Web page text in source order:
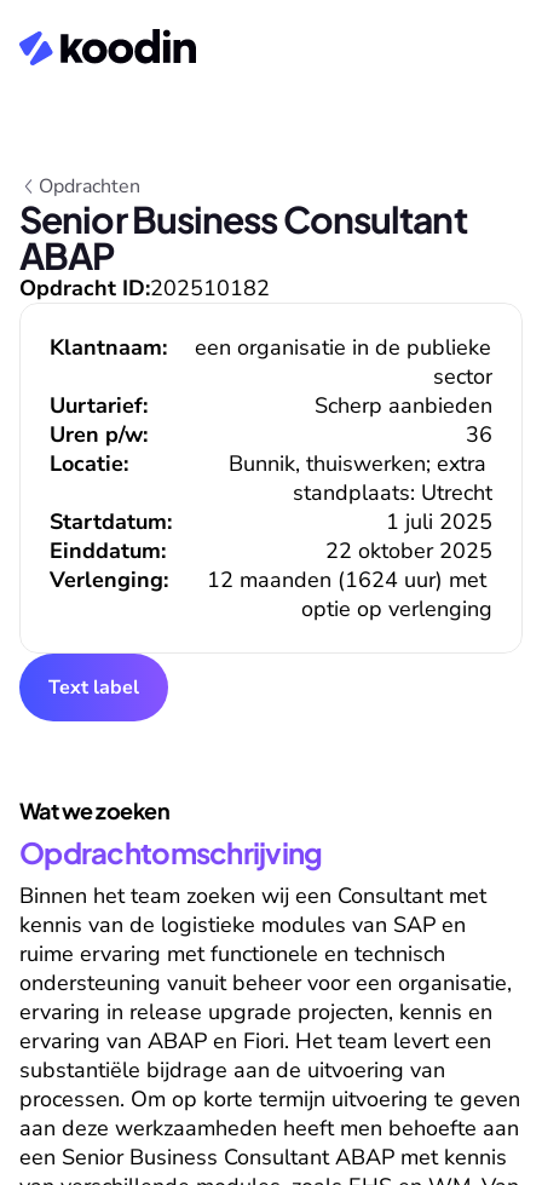
Opdrachten
Senior Business Consultant
ABAP
Opdracht ID:202510182
Klantnaam:
een organisatie in de publieke
sector
Uurtarief:
Scherp aanbieden
36
Uren p/w:
Locatie:
Bunnik, thuiswerken; extra
standplaats: Utrecht
Verlenging:
12 maanden (1624 uur) met
optie op verlenging
Einddatum: 22 oktober 2025
Startdatum: 1 juli 2025
Text label
Wat we zoeken
Opdrachtomschrijving
Binnen het team zoeken wij een Consultant met
kennis van de logistieke modules van SAP en
ruime ervaring met functionele en technisch
ondersteuning vanuit beheer voor een organisatie,
ervaring in release upgrade projecten, kennis en
ervaring van ABAP en Fiori. Het team levert een
substantiële bijdrage aan de uitvoering van
processen. Om op korte termijn uitvoering te geven
aan deze werkzaamheden heeft men behoefte aan
een Senior Business Consultant ABAP met kennis